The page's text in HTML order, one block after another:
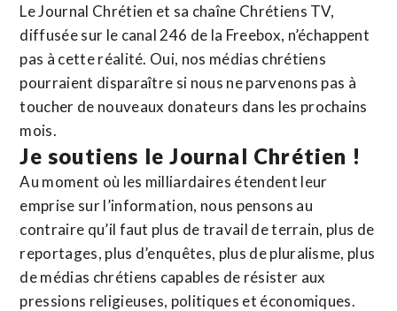
Le Journal Chrétien et sa chaîne Chrétiens TV,
diffusée sur le canal 246 de la Freebox, n’échappent
pas à cette réalité. Oui, nos médias chrétiens
pourraient disparaître si nous ne parvenons pas à
toucher de nouveaux donateurs dans les prochains
mois.
Je soutiens le Journal Chrétien !
Au moment où les milliardaires étendent leur
emprise sur l’information, nous pensons au
contraire qu’il faut plus de travail de terrain, plus de
reportages, plus d’enquêtes, plus de pluralisme, plus
de médias chrétiens capables de résister aux
pressions religieuses, politiques et économiques.